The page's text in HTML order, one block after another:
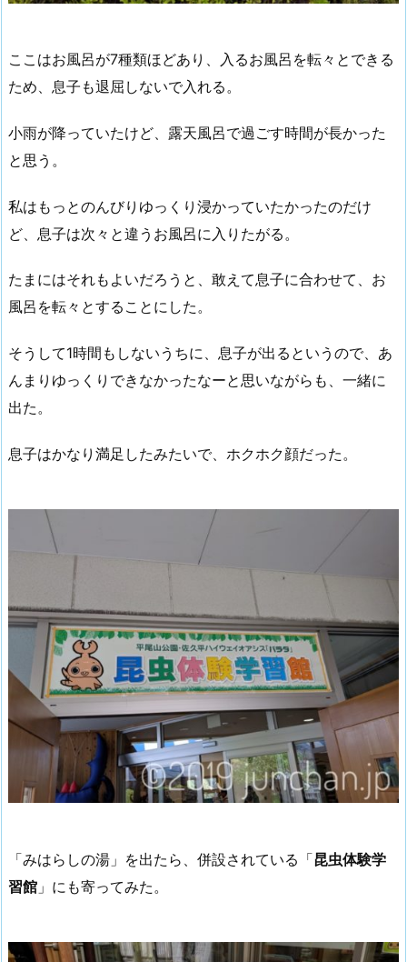
ここはお風呂が7種類ほどあり、入るお風呂を転々とできる
ため、息子も退屈しないで入れる。
小雨が降っていたけど、露天風呂で過ごす時間が長かった
と思う。
私はもっとのんびりゆっくり浸かっていたかったのだけ
ど、息子は次々と違うお風呂に入りたがる。
たまにはそれもよいだろうと、敢えて息子に合わせて、お
風呂を転々とすることにした。
そうして1時間もしないうちに、息子が出るというので、あ
んまりゆっくりできなかったなーと思いながらも、一緒に
出た。
息子はかなり満足したみたいで、ホクホク顔だった。
「みはらしの湯」を出たら、併設されている「昆虫体験学
習館 」にも寄ってみた。